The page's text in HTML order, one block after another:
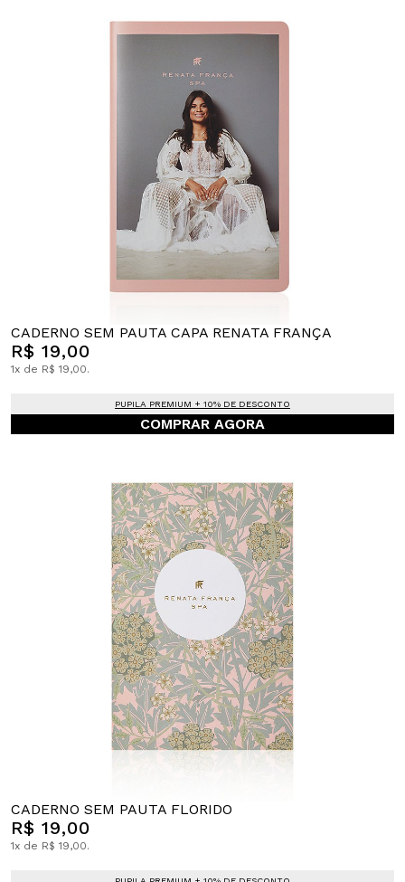
CADERNO SEM PAUTA CAPA RENATA FRANÇA
R$ 19,00
1x de R$ 19,00.
PUPILA PREMIUM + 10% DE DESCONTO
COMPRAR AGORA
CADERNO SEM PAUTA FLORIDO
R$ 19,00
1x de R$ 19,00.